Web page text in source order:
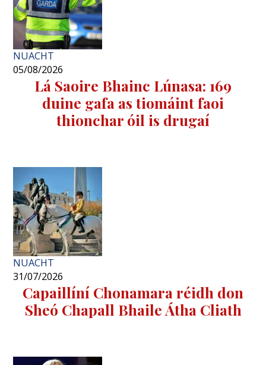
NUACHT
05/08/2026
Lá Saoire Bhainc Lúnasa: 169
duine gafa as tiomáint faoi
thionchar óil is drugaí
NUACHT
31/07/2026
Capaillíní Chonamara réidh don
Sheó Chapall Bhaile Átha Cliath